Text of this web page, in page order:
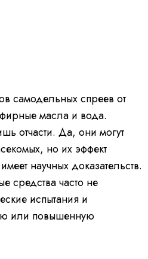
самодельных спреев от
масла и вода.
отчасти. Да, они могут
но их эффект
научных доказательств.
средства часто не
испытания и
или повышенную